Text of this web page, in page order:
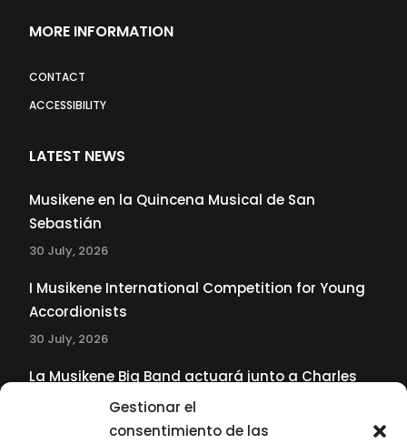
Gestionar el
consentimiento de las
MORE INFORMATION
CONTACT
ACCESSIBILITY
LATEST NEWS
Musikene en la Quincena Musical de San
Sebastián
30 July, 2026
I Musikene International Competition for Young
Accordionists
30 July, 2026
La Musikene Big Band actuará junto a Charles
Tolliver en el 61 Jazzaldia